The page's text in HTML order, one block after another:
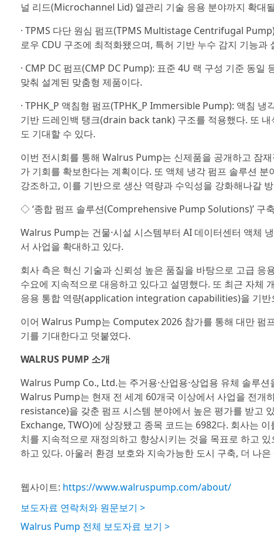
널 리드(Microchannel Lid) 열관리 기술 응용 분야까지 확대
· TPMS 다단 원심 펌프(TPMS Multistage Centrifugal
로우 CDU 구조에 최적화됐으며, 특허 기반 누수 감지 기능과
· CMP DC 펌프(CMP DC Pump): 표준 4U 랙 구성 기준 동
맞춰 설계된 맞춤형 제품이다.
· TPHK_P 액침형 펌프(TPHK_P Immersible Pump): 액침
기반 드레인백 탱크(drain back tank) 구조를 적용했다. 또
도 기대할 수 있다.
이번 전시회를 통해 Walrus Pump는 신제품을 공개하고 잠
가 기회를 확보한다는 계획이다. 또 액체 냉각 펌프 솔루션
강조하고, 이를 기반으로 생산 역량과 수익성을 강화해나갈
◇ ‘종합 펌프 솔루션(Comprehensive Pump Solutions)’ 구
Walrus Pump는 건물·시설 시스템부터 AI 데이터센터 액체
서 사업을 확대하고 있다.
회사 측은 혁신 기술과 신뢰성 높은 품질을 바탕으로 고급
수요에 지속적으로 대응하고 있다고 설명했다. 또 최근 자체
응용 통합 역량(application integration capabilities)을 기반
이어 Walrus Pump는 Computex 2026 참가를 통해 대만 펌
기를 기대한다고 덧붙였다.
WALRUS PUMP 소개
Walrus Pump Co., Ltd.는 주거용·산업용·상업용 유체 솔루
Walrus Pump는 현재 전 세계 60개국 이상에서 사업을 전
resistance)을 갖춘 펌프 시스템 분야에서 높은 평가를 받고
Exchange, TWO)에 상장됐고 종목 코드는 6982다. 회사는
치를 지속적으로 재정의하고 향상시키는 것을 목표로 하고
하고 있다. 아울러 환경 보호와 지속가능한 도시 구축, 더 나
웹사이트: https://www.walruspump.com/about/
보도자료 연락처와 원문보기 >
Walrus Pump 전체 보도자료 보기 >